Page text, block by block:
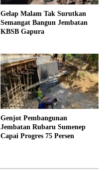
Gelap Malam Tak Surutkan
Semangat Bangun Jembatan
KBSB Gapura
Genjot Pembangunan
Jembatan Rubaru Sumenep
Capai Progres 75 Persen